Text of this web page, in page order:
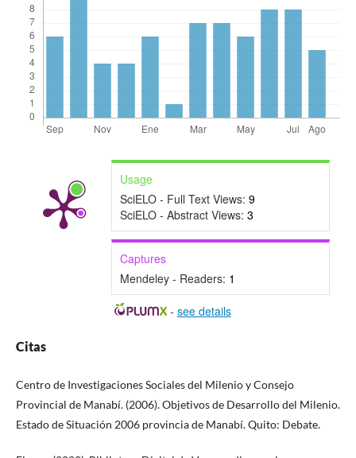
Usage
SciELO - Full Text Views: 9
SciELO - Abstract Views: 3
Captures
Mendeley - Readers: 1
- see details
Citas
Centro de Investigaciones Sociales del Milenio y Consejo
Provincial de Manabí. (2006). Objetivos de Desarrollo del Milenio.
Estado de Situación 2006 provincia de Manabí. Quito: Debate.